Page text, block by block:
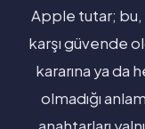
Apple tutar; bu,
karşı güvende
kararına ya da
olmadığı